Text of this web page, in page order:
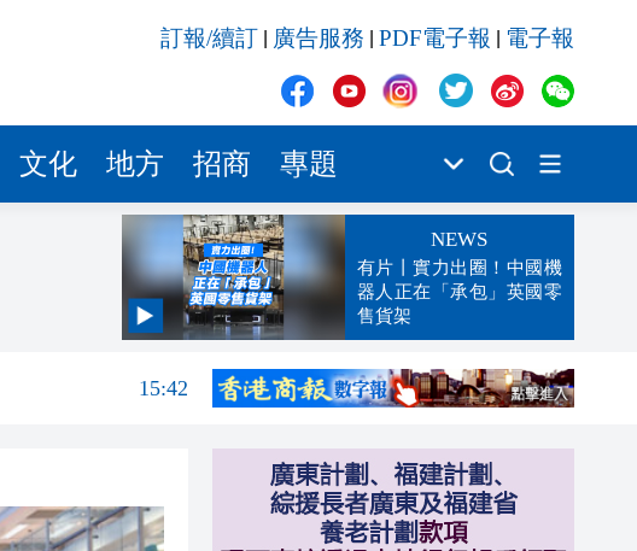
訂報/續訂 廣告服務 PDF電子報 電子報
文化 地方 招商 專題
NEWS
有片丨實力出圈！中國機
器人正在「承包」英國零
售貨架
15:29